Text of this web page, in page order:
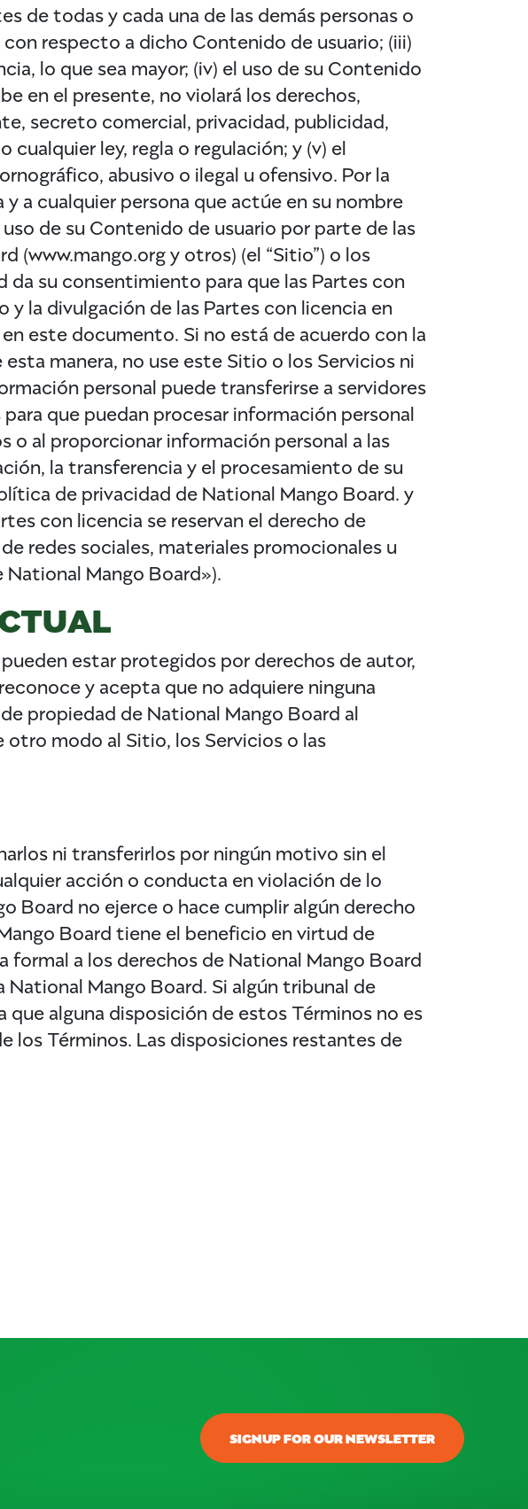
de todas y cada una de las demás personas o
respecto a dicho Contenido de usuario; (iii)
lo que sea mayor; (iv) el uso de su Contenido
en el presente, no violará los derechos,
secreto comercial, privacidad, publicidad,
ley, regla o regulación; y (v) el
abusivo o ilegal u ofensivo. Por la
a cualquier persona que actúe en su nombre
de su Contenido de usuario por parte de las
(www.mango.org y otros) (el “Sitio”) o los
da su consentimiento para que las Partes con
la divulgación de las Partes con licencia en
este documento. Si no está de acuerdo con la
manera, no use este Sitio o los Servicios ni
personal puede transferirse a servidores
que puedan procesar información personal
o al proporcionar información personal a las
la transferencia y el procesamiento de su
de privacidad de National Mango Board. y
con licencia se reservan el derecho de
redes sociales, materiales promocionales u
Mango Board»).
estar protegidos por derechos de autor,
y acepta que no adquiere ninguna
propiedad de National Mango Board al
otro modo al Sitio, los Servicios o las
ni transferirlos por ningún motivo sin el
acción o conducta en violación de lo
Board no ejerce o hace cumplir algún derecho
Board tiene el beneficio en virtud de
a los derechos de National Mango Board
Mango Board. Si algún tribunal de
alguna disposición de estos Términos no es
los Términos. Las disposiciones restantes de
SIGNUP FOR OUR NEWSLETTER